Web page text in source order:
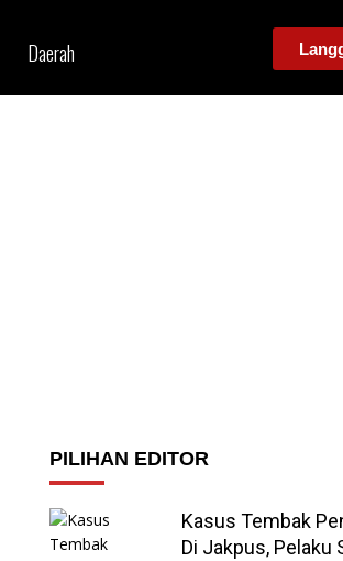
Daerah
PILIHAN EDITOR
Kasus Tembak
Di Jakpus, Pelaku